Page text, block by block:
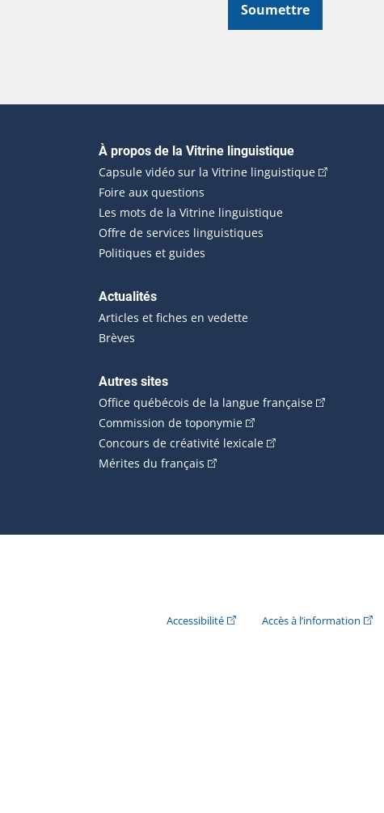
Soumettre
Navigation principale
À propos de la Vitrine linguistique
Capsule vidéo sur la Vitrine linguistique(Cet
Foire aux questions
Les mots de la Vitrine linguistique
Offre de services linguistiques
Politiques et guides
Actualités
Articles et fiches en vedette
Brèves
Autres sites
Office québécois de la langue française(Cet
Commission de toponymie(Cet hyperlien externe
Concours de créativité lexicale(Cet hyperlien
Mérites du français (Cet hyperlien externe s'ouvrira
Accessibilité(Cet hyperlien externe s'ouvrira
Accès à l’information